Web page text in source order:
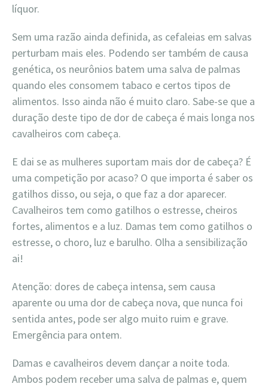
líquor.
Sem uma razão ainda definida, as cefaleias em salvas
perturbam mais eles. Podendo ser também de causa
genética, os neurônios batem uma salva de palmas
quando eles consomem tabaco e certos tipos de
alimentos. Isso ainda não é muito claro. Sabe-se que a
duração deste tipo de dor de cabeça é mais longa nos
cavalheiros com cabeça.
E dai se as mulheres suportam mais dor de cabeça? É
uma competição por acaso? O que importa é saber os
gatilhos disso, ou seja, o que faz a dor aparecer.
Cavalheiros tem como gatilhos o estresse, cheiros
fortes, alimentos e a luz. Damas tem como gatilhos o
estresse, o choro, luz e barulho. Olha a sensibilização
ai!
Atenção: dores de cabeça intensa, sem causa
aparente ou uma dor de cabeça nova, que nunca foi
sentida antes, pode ser algo muito ruim e grave.
Emergência para ontem.
Damas e cavalheiros devem dançar a noite toda.
Ambos podem receber uma salva de palmas e, quem